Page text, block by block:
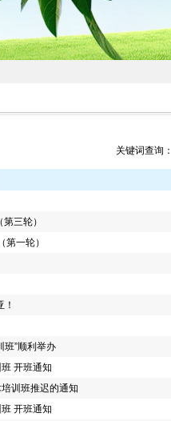
关键词查询：
三轮）
一轮）
班”顺利举办
开班通知
训班推迟的通知
开班通知